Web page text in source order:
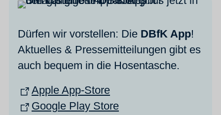
Dürfen wir vorstellen: Die DBfK App!
Aktuelles & Pressemitteilungen gibt es
auch bequem in die Hosentasche.
Apple App-Store
Google Play Store